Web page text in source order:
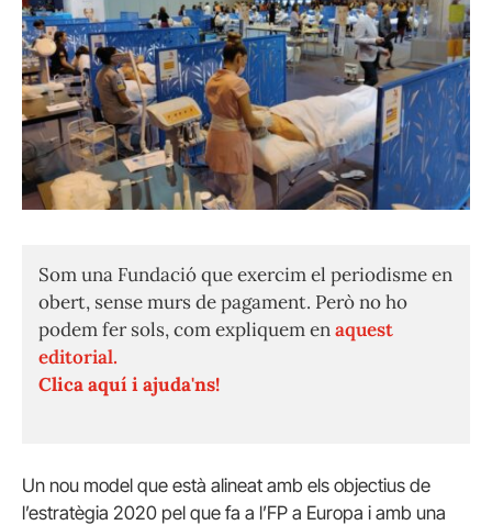
Som una Fundació que exercim el periodisme en
obert, sense murs de pagament. Però no ho
podem fer sols, com expliquem enaquest
editorial.
Clica aquí i ajuda'ns!
Un nou model que està alineat amb els objectius de
l’estratègia 2020 pel que fa a l’FP a Europa i amb una